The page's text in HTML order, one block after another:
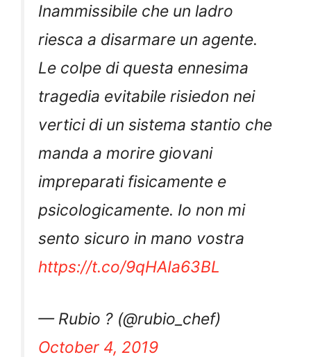
Inammissibile che un ladro
riesca a disarmare un agente.
Le colpe di questa ennesima
tragedia evitabile risiedon nei
vertici di un sistema stantio che
manda a morire giovani
impreparati fisicamente e
psicologicamente. Io non mi
sento sicuro in mano vostra
https://t.co/9qHAIa63BL
— Rubio ? (@rubio_chef)
October 4, 2019